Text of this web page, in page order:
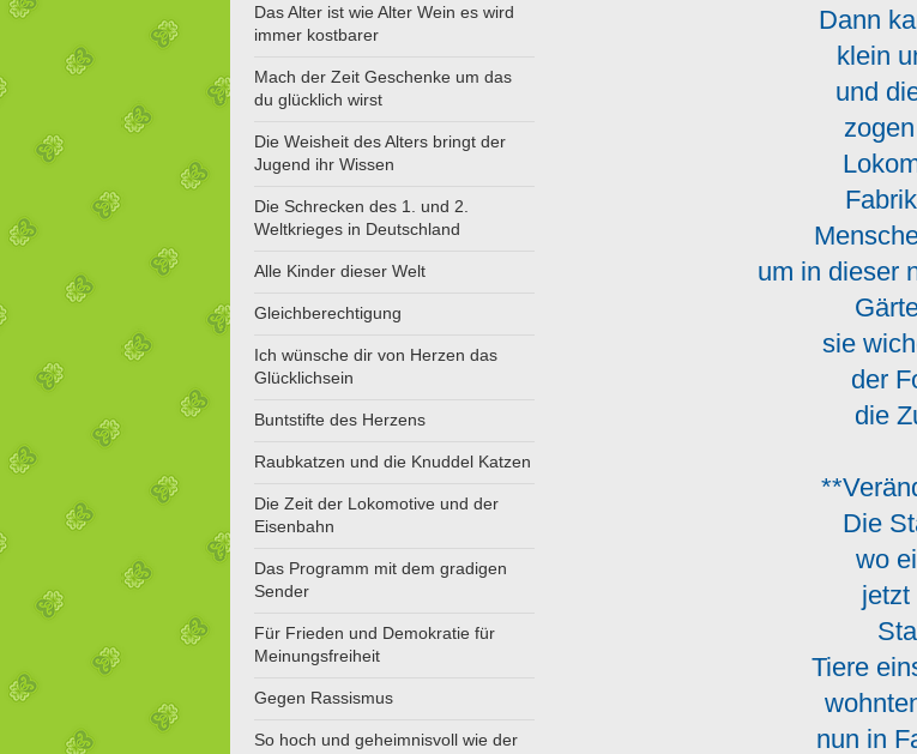
Dann
klein
und
um in dieser
sie
der
die
Die
wo
jetzt
Tiere
nun in
Das Alter ist wie Alter Wein es wird
immer kostbarer
Mach der Zeit Geschenke um das
du glücklich wirst
Die Weisheit des Alters bringt der
Jugend ihr Wissen
Die Schrecken des 1. und 2.
Weltkrieges in Deutschland
Alle Kinder dieser Welt
Gleichberechtigung
Ich wünsche dir von Herzen das
Glücklichsein
Buntstifte des Herzens
Raubkatzen und die Knuddel Katzen
Die Zeit der Lokomotive und der
Eisenbahn
Das Programm mit dem gradigen
Sender
Für Frieden und Demokratie für
Meinungsfreiheit
Gegen Rassismus
So hoch und geheimnisvoll wie der